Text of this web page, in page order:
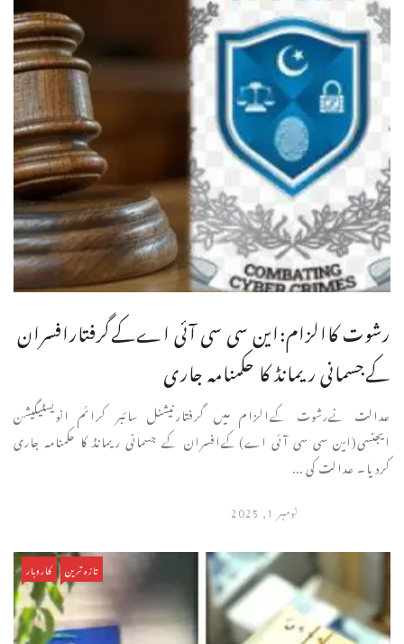
رشوت کاالزام:این سی سی آئی اےکےگرفتارافسران
کےجسمانی ریمانڈ کا حکمنامہ جاری
عدالت نےرشوت کےالزام میں گرفتارنیشنل سائبر کرائم انویسٹیگیشن
ایجنسی(این سی سی آئی اے)کےافسران کے جسمانی ریمانڈ کا حکمنامہ جاری
کردیا۔ عدالت کی ...
نومبر 1, 2025
تازہ ترین کاروبار